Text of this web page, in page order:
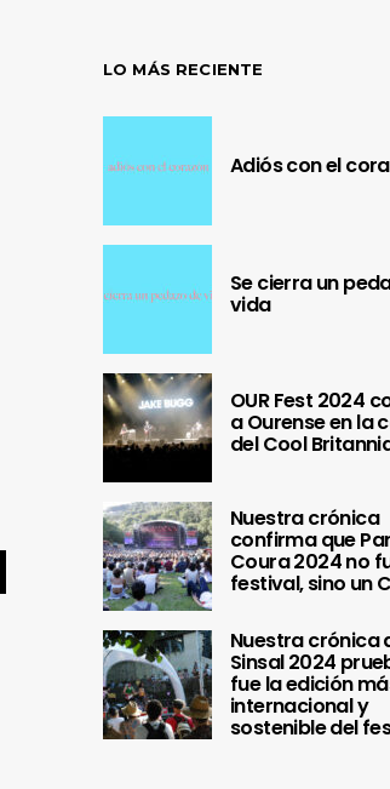
LO MÁS RECIENTE
Adiós con el
Se cierra un
vida
OUR Fest 2024
a Ourense en la
del Cool
Nuestra crónica
confirma que
Coura 2024 no
festival, sino un
Nuestra crónica
Sinsal 2024
fue la edición
internacional y
sostenible del